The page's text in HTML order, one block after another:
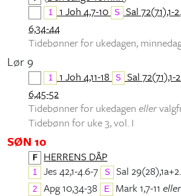
1 1 Joh 4,7-10 S Sal 72(71),1-
6,34-44
Tidebønner for ukedagen,
Lør 9
1 1 Joh 4,11-18 S Sal 72(71),1-
6,45-52
Tidebønner for ukedagen eller
Tidebønn for uke 3, vol. I
SØN 10
F HERRENS DÅP
1 Jes 42,1-4.6-7 S Sal
2 Apg 10,34-38 E Mark 1,7-11 eller